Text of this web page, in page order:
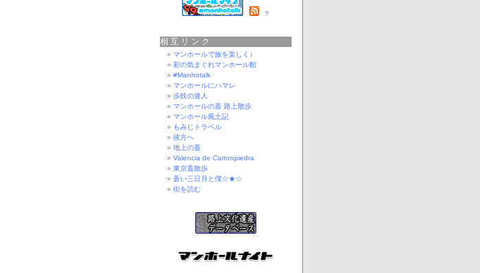
？
相互リンク
マンホールで旅を楽しく♪
彩の気まぐれマンホール館
#Manhotalk
マンホールにハマレ
歩鉄の達人
マンホールの蓋 路上散歩
マンホール風土記
もみじトラベル
彼方へ
地上の蓋
Valencia de Cartonpiedra
東京蓋散歩
蒼い三日月と僕☆★☆
街を読む